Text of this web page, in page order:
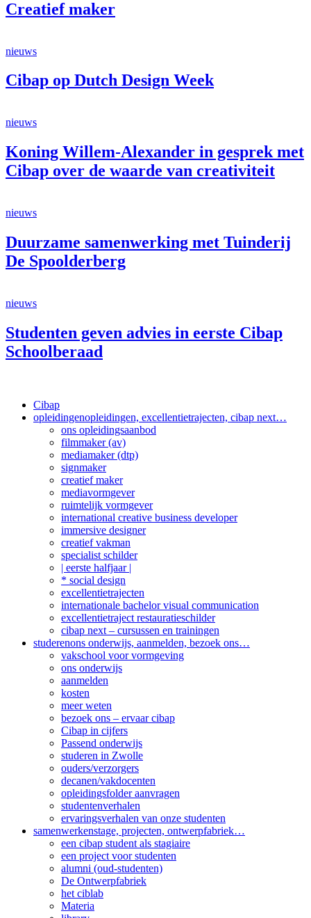
Creatief maker
nieuws
Cibap op Dutch Design Week
nieuws
Koning Willem-Alexander in gesprek met
Cibap over de waarde van creativiteit
nieuws
Duurzame samenwerking met Tuinderij
De Spoolderberg
nieuws
Studenten geven advies in eerste Cibap
Schoolberaad
Cibap
opleidingenopleidingen, excellentietrajecten, cibap next…
ons opleidingsaanbod
filmmaker (av)
mediamaker (dtp)
signmaker
creatief maker
mediavormgever
ruimtelijk vormgever
international creative business developer
immersive designer
creatief vakman
specialist schilder
| eerste halfjaar |
* social design
excellentietrajecten
internationale bachelor visual communication
excellentietraject restauratieschilder
cibap next – cursussen en trainingen
studerenons onderwijs, aanmelden, bezoek ons…
vakschool voor vormgeving
ons onderwijs
aanmelden
kosten
meer weten
bezoek ons – ervaar cibap
Cibap in cijfers
Passend onderwijs
studeren in Zwolle
ouders/verzorgers
decanen/vakdocenten
opleidingsfolder aanvragen
studenten­verhalen
ervaringsverhalen van onze studenten
samenwerkenstage, projecten, ontwerpfabriek…
een cibap student als stagiaire
een project voor studenten
alumni (oud-studenten)
De Ontwerpfabriek
het ciblab
Materia